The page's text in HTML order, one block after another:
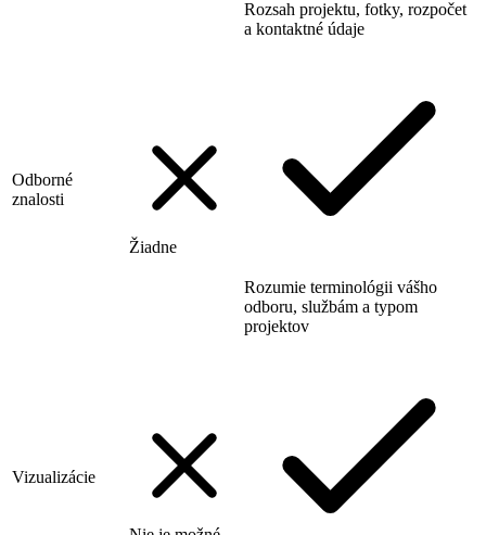
Rozsah projektu, fotky, rozpočet
a kontaktné údaje
Odborné
znalosti
Žiadne
Rozumie terminológii vášho
odboru, službám a typom
projektov
Vizualizácie